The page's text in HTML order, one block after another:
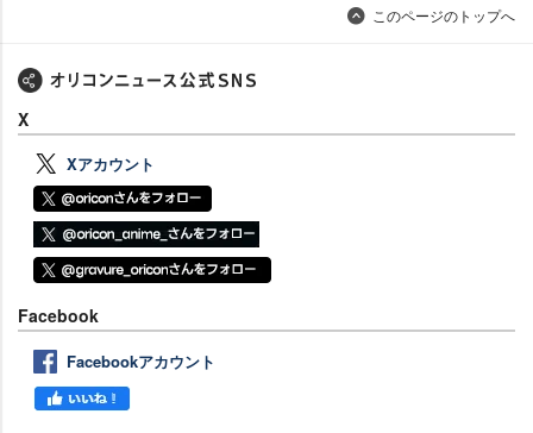
このページのトップへ
X
Xアカウント
Facebook
Facebookアカウント